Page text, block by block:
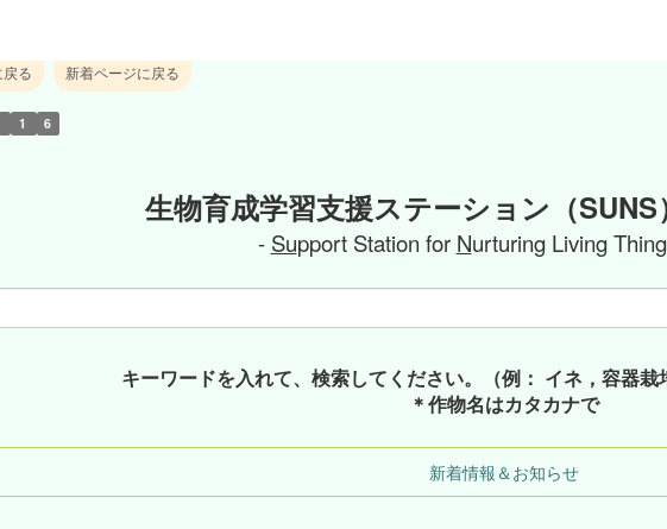
戻る 新着ページに戻る
1 6
生物育成学習支援ステーション（SUNS
- Support Station for Nurturing Living
キーワードを入れて、検索してください。（例： イネ，容器栽
＊作物名はカタカナで
新着情報＆お知らせ